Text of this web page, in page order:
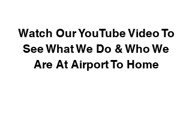
Watch Our YouTube Video To
See What We Do & Who We
Are At Airport To Home